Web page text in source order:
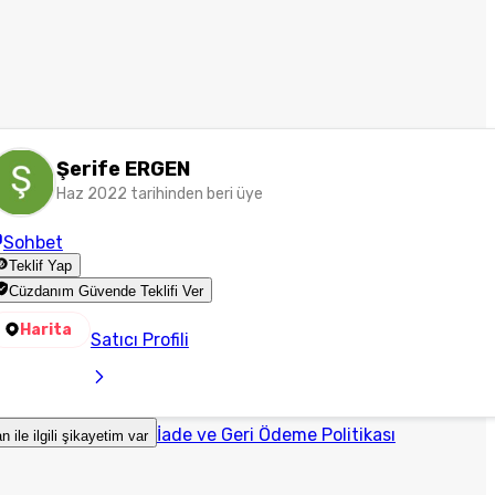
Şerife ERGEN
Haz 2022 tarihinden beri üye
Sohbet
Teklif Yap
Cüzdanım Güvende Teklifi Ver
Harita Satıcı Profili
ile ilgili şikayetim var İade ve Geri Ödeme Politikası